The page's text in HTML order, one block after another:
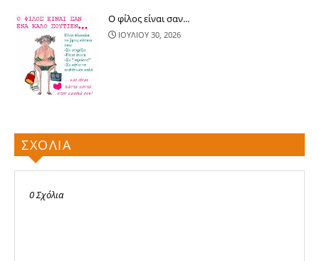
Ο φίλος είναι σαν...
ΙΟΥΛΙΟΥ 30, 2026
ΣΧΟΛΙΑ
0 Σχόλια